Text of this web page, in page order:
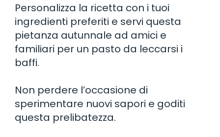
Personalizza la ricetta con i tuoi
ingredienti preferiti e servi questa
pietanza autunnale ad amici e
familiari per un pasto da leccarsi i
baffi.
Non perdere l’occasione di
sperimentare nuovi sapori e goditi
questa prelibatezza.